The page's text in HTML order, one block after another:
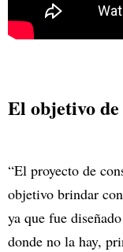
El objetivo de
“El proyecto de
objetivo brindar
ya que fue
donde no la hay,